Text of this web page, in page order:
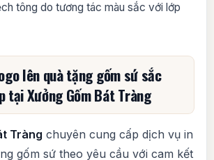
tông do tương tác màu sắc với lớp
lên quà tặng gốm sứ sắc
tại Xưởng Gốm Bát Tràng
Tràng chuyên cung cấp dịch vụ in
gốm sứ theo yêu cầu với cam kết